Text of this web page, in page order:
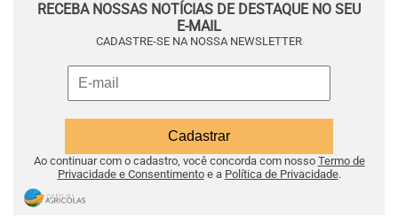
RECEBA NOSSAS NOTÍCIAS DE DESTAQUE NO SEU
E-MAIL
CADASTRE-SE NA NOSSA NEWSLETTER
Ao continuar com o cadastro, você concorda com nosso Termo de
Privacidade e Consentimentoe a Política de Privacidade.